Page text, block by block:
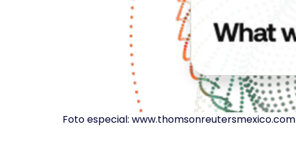
Foto especial: www.thomsonreutersmexico.com